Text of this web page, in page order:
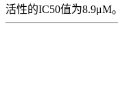
活性的IC50值为8.9μM。